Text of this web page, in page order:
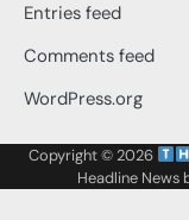
Entries feed
Comments feed
WordPress.org
Copyright © 2026
Headline News